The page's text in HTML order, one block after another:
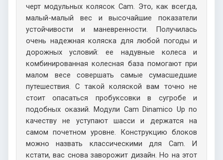
черт модульных колясок Cam. Это, как всегда,
малый-малый вес и высочайшие показатели
устойчивости и маневренности. Получилась
очень надежная коляска для любой погоды и
дорожных условий: ее надувные колеса и
комбинированная колесная база помогают при
малом весе совершать самые сумасшедшие
путешествия. С такой коляской вам точно не
стоит опасаться пробуксовки в сугробе и
подобных оказий. Модули Cam Dinamico Up по
качеству не уступают шасси и держатся на
самом почетном уровне. Конструкцию блоков
можно назвать классическими для Cam. И
кстати, вас снова заворожит дизайн. Но на этот